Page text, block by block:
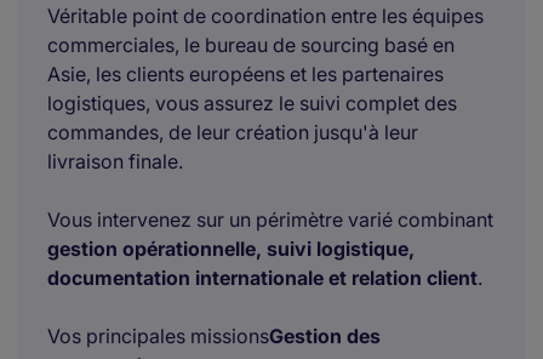
Véritable point de coordination entre les équipes
commerciales, le bureau de sourcing basé en
Asie, les clients européens et les partenaires
logistiques, vous assurez le suivi complet des
commandes, de leur création jusqu'à leur
livraison finale.
Vous intervenez sur un périmètre varié combinant
gestion opérationnelle, suivi logistique,
documentation internationale et relation client.
Vos principales missionsGestion des